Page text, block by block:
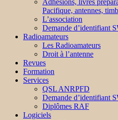
Adhésions, livres
Pacifique, antennes,
L’association
Demande d’identifiant
Radioamateurs
Les Radioamateurs
Droit à l’antenne
Revues
Formation
Services
QSL ANRPFD
Demande d’identifiant
Diplômes RAF
Logiciels